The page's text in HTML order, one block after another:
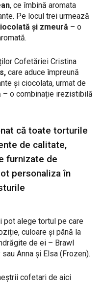
, ce îmbină aromata
Pe locul trei urmează
și zmeură – o
Cofetăriei Cristina
care aduce împreună
și ciocolata, urmat de
– o combinație irezistibilă
că toate torturile
de calitate,
furnizate de
personaliza în
pot alege tortul pe care
culoare și până la
de ei – Brawl
Anna și Elsa (Frozen).
cofetari de aici